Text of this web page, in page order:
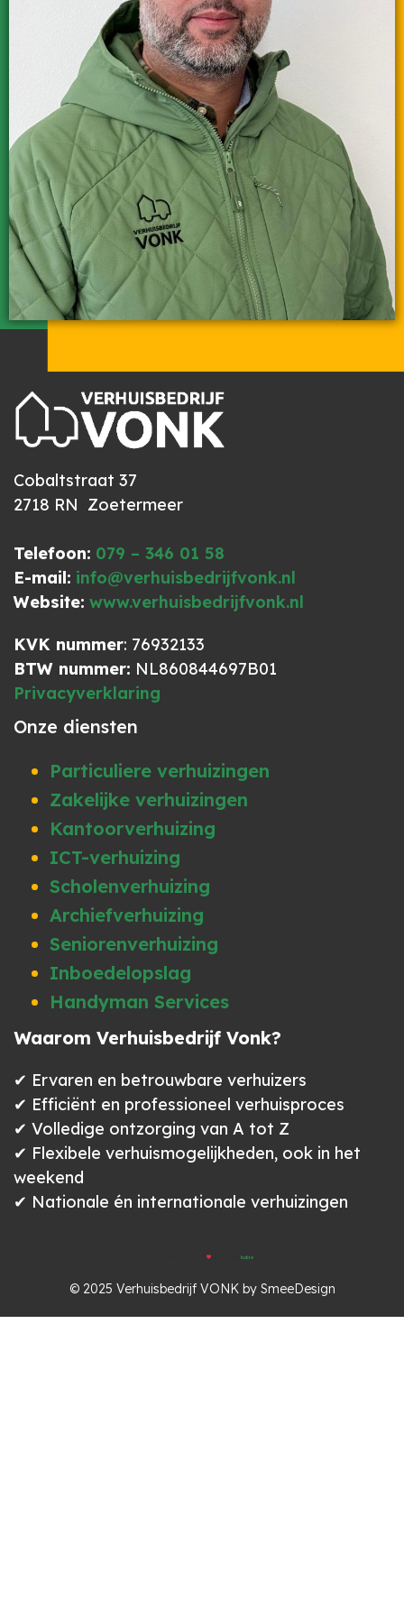
Cobaltstraat 37
2718 RN Zoetermeer
Telefoon: 079 – 346 01 58
E-mail: info@verhuisbedrijfvonk.nl
Website: www.verhuisbedrijfvonk.nl
KVK nummer: 76932133
BTW nummer: NL860844697B01
Privacyverklaring
Onze diensten
Particuliere verhuizingen
Zakelijke verhuizingen
Kantoorverhuizing
ICT-verhuizing
Scholenverhuizing
Archiefverhuizing
Seniorenverhuizing
Inboedelopslag
Handyman Services
Waarom Verhuisbedrijf Vonk?
✔ Ervaren en betrouwbare verhuizers
✔ Efficiënt en professioneel verhuisproces
✔ Volledige ontzorging van A tot Z
✔ Flexibele verhuismogelijkheden, ook in het
weekend
✔ Nationale én internationale verhuizingen
kubio
© 2025 Verhuisbedrijf VONK by SmeeDesign